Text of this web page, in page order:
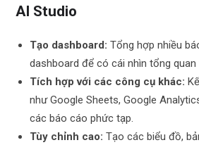
AI Studio
Tạo dashboard: Tổng hợp nhiều
dashboard để có cái nhìn tổng quan
Tích hợp với các công cụ khác:
như Google Sheets, Google
các báo cáo phức tạp.
Tùy chỉnh cao: Tạo các biểu đồ,